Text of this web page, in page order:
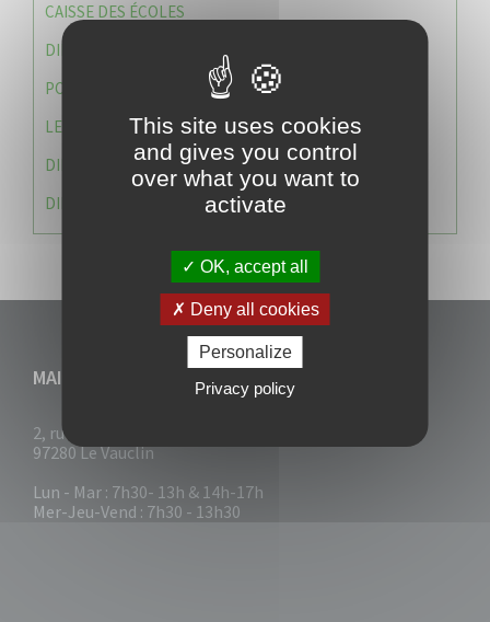
CAISSE DES ÉCOLES
DIRECTION DES SERVICES TECHNIQUES
POLICE MUNICIPALE
LE CABINET DU MAIRE
DIRECTION DES RESSOURCES ET MOYENS
DIRECTION DU DEVELLOPPEMENT URBAIN DURABL
MAIRIE DU VAUCLIN
2, rue Collignon
97280 Le Vauclin
Lun - Mar : 7h30- 13h & 14h-17h
Mer-Jeu-Vend : 7h30 - 13h30
This site uses cookies
and gives you control
over what you want to
activate
OK, accept all
Deny all cookies
Personalize
Privacy policy